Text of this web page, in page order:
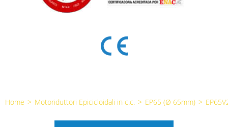
Home > Motoriduttori Epicicloidali in c.c. > EP65 (Ø 65mm) >